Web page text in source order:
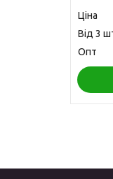
Ціна
Від 3
Опт